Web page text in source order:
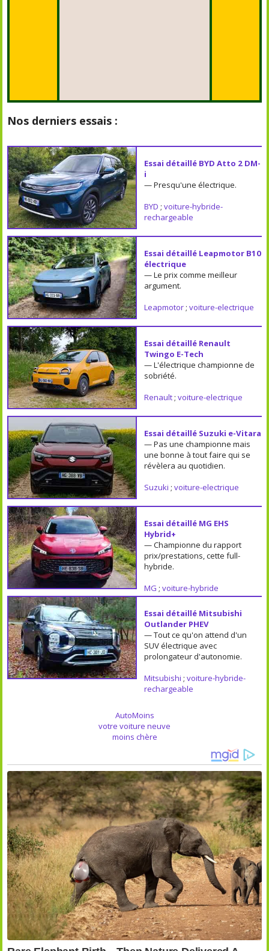
Nos derniers essais :
Essai détaillé BYD Atto 2 DM-
i
— Presqu'une électrique.
BYD ; voiture-hybride-
rechargeable
Essai détaillé Leapmotor B10
électrique
— Le prix comme meilleur
argument.
Leapmotor; voiture-electrique
Essai détaillé Renault
Twingo E-Tech
— L'électrique championne de
sobriété.
Renault; voiture-electrique
Essai détaillé Suzuki e-Vitara
— Pas une championne mais
une bonne à tout faire qui se
révèlera au quotidien.
Suzuki ; voiture-electrique
Essai détaillé MG EHS
Hybrid+
— Championne du rapport
prix/prestations, cette full-
hybride.
MG ; voiture-hybride
Essai détaillé Mitsubishi
Outlander PHEV
— Tout ce qu'on attend d'un
SUV électrique avec
prolongateur d'autonomie.
Mitsubishi ; voiture-hybride-
rechargeable
AutoMoins
votre voiture neuve
moins chère